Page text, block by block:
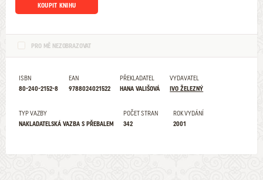
KOUPIT KNIHU
PRO MĚ NEZOBRAZOVAT
ISBN
80-240-2152-8
EAN
9788024021522
PŘEKLADATEL
HANA VALIŠOVÁ
VYDAVATEL
IVO ŽELEZNÝ
TYP VAZBY
NAKLADATELSKÁ VAZBA S PŘEBALEM
POČET STRAN
342
ROK VYDÁNÍ
2001